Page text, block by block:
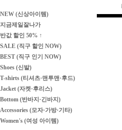
NEW (신상아이템)
지금제일잘나가
반값 할인 50% ↑
SALE (직구 할인 NOW)
BEST (직구 인기 NOW)
Shoes (신발)
T-shirts (티셔츠·맨투맨·후드)
Jacket (자켓·후리스)
Bottom (반바지·긴바지)
Accessories (모자·가방·기타)
Women's (여성 아이템)